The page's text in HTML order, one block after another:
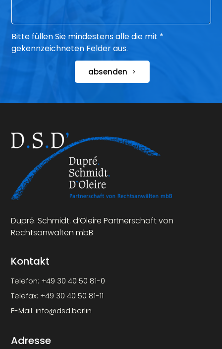
Bitte füllen Sie mindestens alle die mit *
gekennzeichneten Felder aus.
absenden
Dupré. Schmidt. d’Oleire Partnerschaft von
Rechtsanwälten mbB
Kontakt
Telefon: +49 30 40 50 81-0
Telefax: +49 30 40 50 81-11
E-Mail:info@dsd.berlin
Adresse